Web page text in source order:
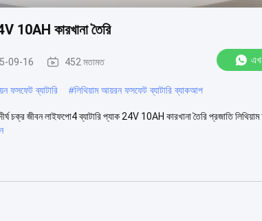
10AH কারখানা তৈরি
09-16 452 মতামত
ফসফেট ব্যাটারি #লিথিয়াম আয়রন ফসফেট ব্যাটারি ব্যাকআপ
চক্র জীবন লাইফপো4 ব্যাটারি প্যাক 24V 10AH কারখানা তৈরি প্রজাতি